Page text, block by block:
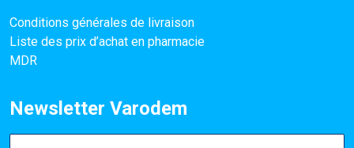
Conditions générales de livraison
Liste des prix d’achat en pharmacie
MDR
Newsletter Varodem
Praktijknaam